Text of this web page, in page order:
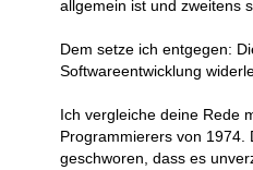
allgemein ist und zweitens
Dem setze ich entgegen:
Softwareentwicklung
Ich vergleiche deine Rede
Programmierers von 1974.
geschworen, dass es